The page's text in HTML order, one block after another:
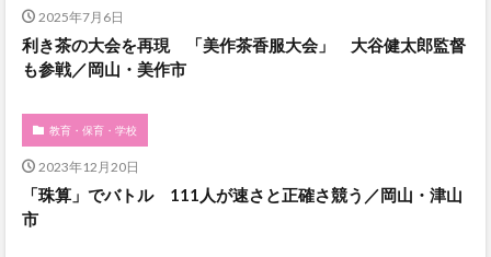
2025年7月6日
利き茶の大会を再現 「美作茶香服大会」 大谷健太郎監督
も参戦／岡山・美作市
教育・保育・学校
2023年12月20日
「珠算」でバトル 111人が速さと正確さ競う／岡山・津山
市